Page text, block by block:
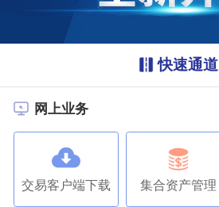
快速通道
网上业务
交易客户端下载 集合资产管理